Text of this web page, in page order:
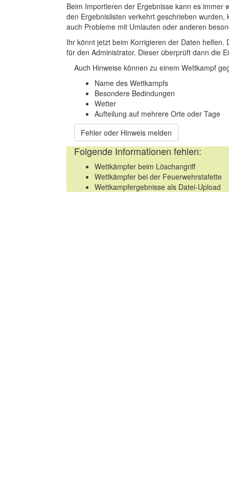
Beim Importieren der Ergebnisse kann es
den Ergebnislisten verkehrt geschrieben
auch Probleme mit Umlauten oder anderen
Ihr könnt jetzt beim Korrigieren der Daten
für den Administrator. Dieser überprüft dann die
Auch Hinweise können zu einem Wettkampf
Name des Wettkampfs
Besondere Bedindungen
Wetter
Aufteilung auf mehrere Orte oder Tage
Fehler oder Hinweis melden
Folgende Informationen fehlen:
Wettkämpfer beim Löschangriff
Wettkämpfer bei der Feuerwehrstafette
Wettkampfergebnisse als Datei-Upload